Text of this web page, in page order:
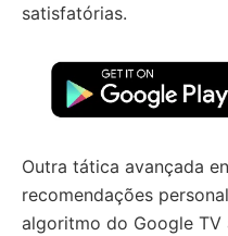
satisfatórias.
Outra tática avançada
recomendações
algoritmo do Google TV